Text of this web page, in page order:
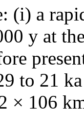
(i) a
y at
to 21
× 106